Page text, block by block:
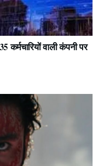
वाली कंपनी पर